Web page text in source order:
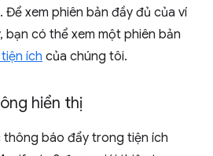
. Để xem phiên bản đầy đủ của ví
có thể xem một phiên bản
ích của chúng tôi.
hiển thị
báo đẩy trong tiện ích